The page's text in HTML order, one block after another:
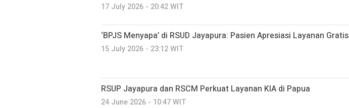
17 July 2026 - 20:42 WIT
‘BPJS Menyapa’ di RSUD Jayapura: Pasien Apresiasi Layanan Gratis
15 July 2026 - 23:12 WIT
RSUP Jayapura dan RSCM Perkuat Layanan KIA di Papua
24 June 2026 - 10:47 WIT